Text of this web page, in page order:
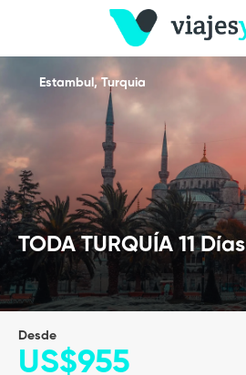
TODA TURQUÍA 11 Días
Estambul, Turquia
Desde
US$955